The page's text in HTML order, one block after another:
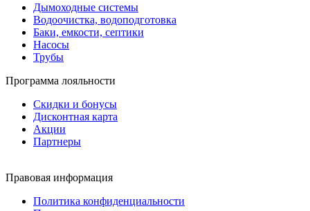
Дымоходные системы
Водоочистка, водоподготовка
Баки, емкости, септики
Насосы
Трубы
Программа лояльности
Скидки и бонусы
Дисконтная карта
Акции
Партнеры
Правовая информация
Политика конфиденциальности